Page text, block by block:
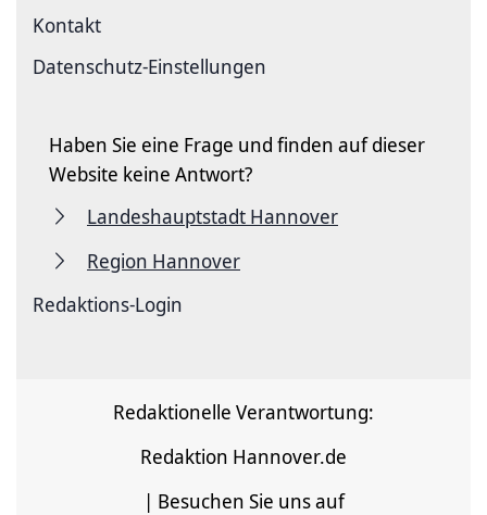
Kontakt
Datenschutz-Einstellungen
Haben Sie eine Frage und finden auf dieser
Website keine Antwort?
Landeshauptstadt Hannover
Region Hannover
Redaktions-Login
Redaktionelle Verantwortung:
Redaktion Hannover.de
| Besuchen Sie uns auf